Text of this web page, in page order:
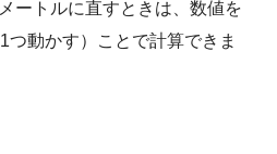
ートルに直すときは、数値を
つ動かす）ことで計算できま